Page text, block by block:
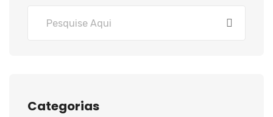
Categorias